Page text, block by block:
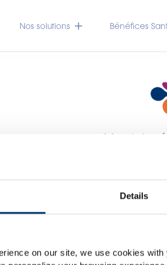
Details
on our site, we use cookies
Merci de
Veuillez noter que ce site web est
des compléments alimentaires
accessible dans plusieurs pays, il
non conformes au
Nos solutions Bénéfices